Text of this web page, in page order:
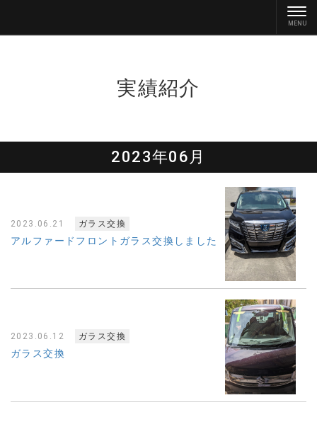
実績紹介
2023年06月
2023.06.21 ガラス交換
アルファードフロントガラス交換しました
2023.06.12 ガラス交換
ガラス交換